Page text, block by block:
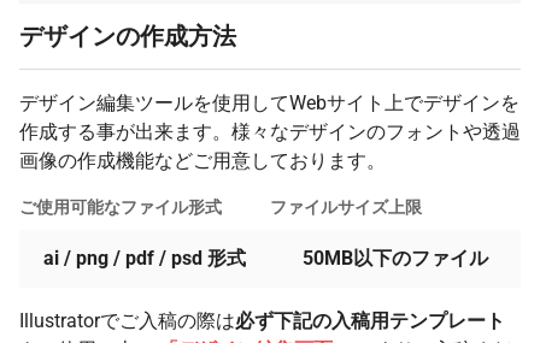
デザインの作成方法
デザイン編集ツールを使用してWebサイト上でデザインを
作成する事が出来ます。様々なデザインのフォントや透過
画像の作成機能などご用意しております。
ご使用可能なファイル形式
ai / png / pdf / psd 形式
ファイルサイズ上限
50MB以下のファイル
Illustratorでご入稿の際は必ず下記の入稿用テンプレート